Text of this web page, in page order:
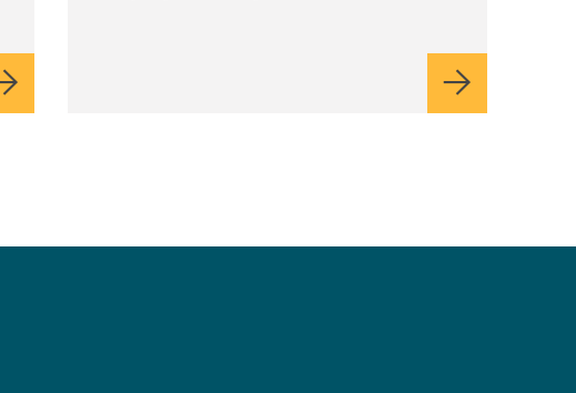
valori e influenzi direttamente la comunità